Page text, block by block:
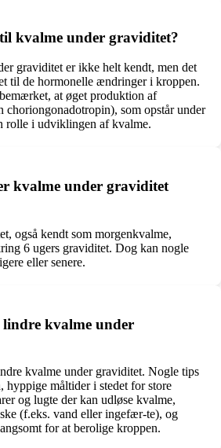
kvalme under graviditet?
graviditet er ikke helt kendt, men det
til de hormonelle ændringer i kroppen.
at øget produktion af
choriongonadotropin), som opstår under
rolle i udviklingen af kvalme.
kvalme under graviditet
også kendt som morgenkvalme,
6 ugers graviditet. Dog kan nogle
eller senere.
kvalme under
kvalme under graviditet. Nogle tips
hyppige måltider i stedet for store
og lugte der kan udløse kvalme,
(f.eks. vand eller ingefær-te), og
for at berolige kroppen.